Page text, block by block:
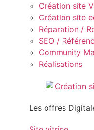
Création site
Création site
Réparation /
SEO /
Community
Réalisations
Les offres